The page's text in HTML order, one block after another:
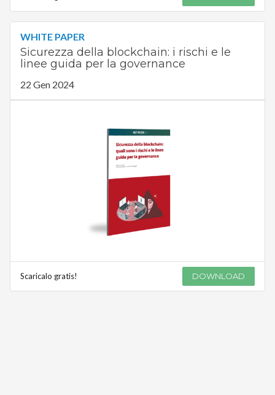
WHITE PAPER
Sicurezza della blockchain: i rischi e le
linee guida per la governance
22 Gen 2024
Scaricalo gratis! DOWNLOAD